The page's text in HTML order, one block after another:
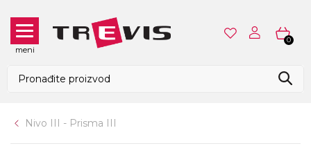
meni
0
Nivo III - Prisma III